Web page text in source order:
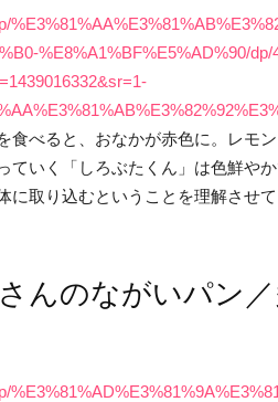
%E8%A1%BF%E5%AD%90/
食べると、おなかが赤色に。レモ
ていく「しろぶたくん」は色鮮や
に取り込むということを理解させ
んのながいパン／